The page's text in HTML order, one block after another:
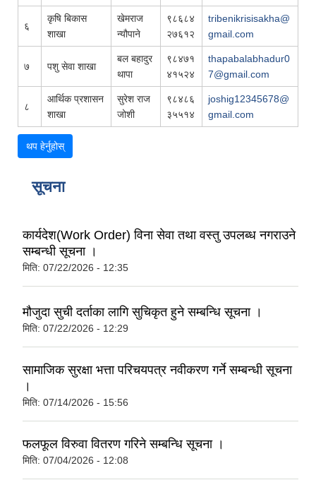
६
कृषि बिकास
शाखा
खेमराज
न्यौपाने
९८६८४
२७६१२
tribenikrisisakha@
gmail.com
७ पशु सेवा शाखा
बल बहादुर
थापा
९८४७१
४१५२४
thapabalabhadur0
7@gmail.com
८
आर्थिक प्रशासन
शाखा
सुरेश राज
जोशी
९८४८६
३५५१४
joshig12345678@
gmail.com
थप हेर्नुहोस्
सूचना
कार्यदेश(Work Order) विना सेवा तथा वस्तु उपलब्ध नगराउने
सम्बन्धी सूचना ।
मिति: 07/22/2026 - 12:35
मौजुदा सुची दर्ताका लागि सुचिकृत हुने सम्बन्धि सूचना ।
मिति: 07/22/2026 - 12:29
सामाजिक सुरक्षा भत्ता परिचयपत्र नवीकरण गर्ने सम्बन्धी सूचना
।
मिति: 07/14/2026 - 15:56
फलफूल विरुवा वितरण गरिने सम्बन्धि सूचना ।
मिति: 07/04/2026 - 12:08